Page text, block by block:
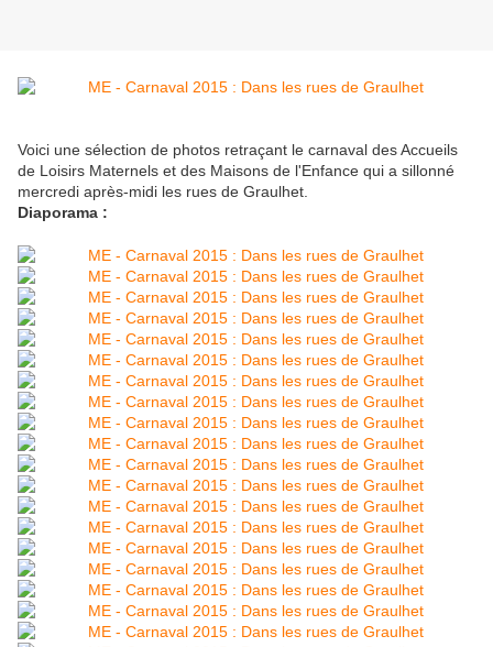
Voici une sélection de photos retraçant le carnaval des Accueils
de Loisirs Maternels et des Maisons de l'Enfance qui a sillonné
mercredi après-midi les rues de Graulhet.
Diaporama :